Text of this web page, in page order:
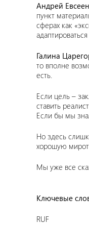
Андрей
пункт
сферах как
Галина
то вполне
есть.
Если цель –
ставить
Если бы мы
Но здесь
хорошую
Мы уже все
Ключевые
RUF